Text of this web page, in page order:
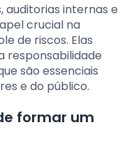
auditorias internas e
crucial na
de riscos. Elas
responsabilidade
são essenciais
e do público.
formar um